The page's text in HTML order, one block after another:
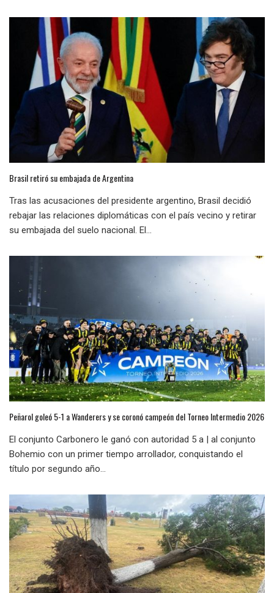
Brasil retiró su embajada de Argentina
Tras las acusaciones del presidente argentino, Brasil decidió
rebajar las relaciones diplomáticas con el país vecino y retirar
su embajada del suelo nacional. El...
Peñarol goleó 5-1 a Wanderers y se coronó campeón del Torneo Intermedio 2026
El conjunto Carbonero le ganó con autoridad 5 a | al conjunto
Bohemio con un primer tiempo arrollador, conquistando el
título por segundo año...